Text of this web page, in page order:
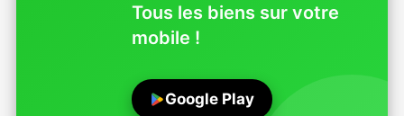
Tous les biens sur votre
mobile !
Google Play